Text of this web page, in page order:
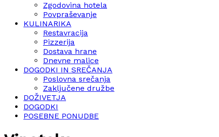
Zgodovina hotela
Povpraševanje
KULINARIKA
Restavracija
Pizzerija
Dostava hrane
Dnevne malice
DOGODKI IN SREČANJA
Poslovna srečanja
Zaključene družbe
DOŽIVETJA
DOGODKI
POSEBNE PONUDBE